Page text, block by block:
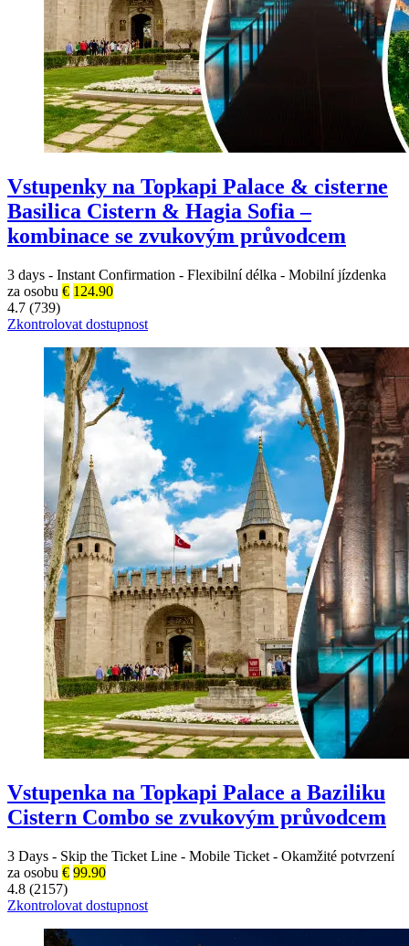
Vstupenky na Topkapi Palace & cisterne
Basilica Cistern & Hagia Sofia –
kombinace se zvukovým průvodcem
3 days - Instant Confirmation - Flexibilní délka - Mobilní jízdenka
za osobu € 124.90
4.7 (739)
Zkontrolovat dostupnost
Vstupenka na Topkapi Palace a Baziliku
Cistern Combo se zvukovým průvodcem
3 Days - Skip the Ticket Line - Mobile Ticket - Okamžité potvrzení
za osobu € 99.90
4.8 (2157)
Zkontrolovat dostupnost